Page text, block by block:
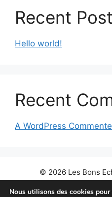
Recent
Hello world!
Recent
A WordPress
© 2026 Les Bons
Nous utilisons des cookies